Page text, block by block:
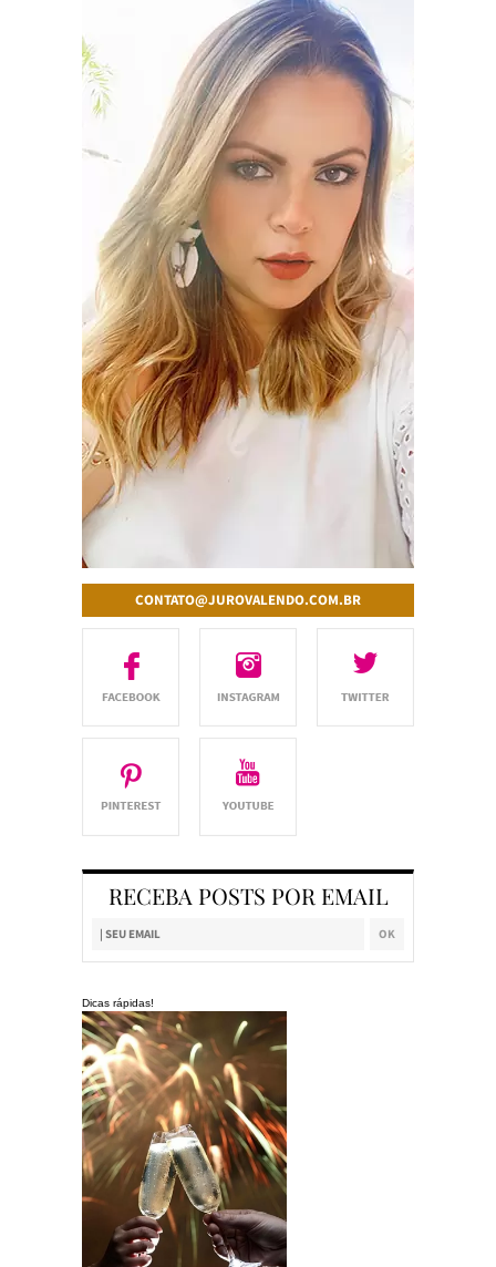
CONTATO@JUROVALENDO.COM.BR
RECEBA POSTS POR EMAIL
Dicas rápidas!